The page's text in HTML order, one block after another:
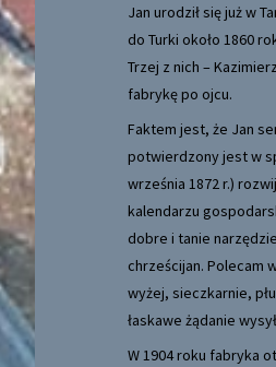
Jan urodził się już w
do Turki około 1860
Trzej z nich –
fabrykę po ojcu.
Faktem jest, że Jan
potwierdzony jest w
września 1872 r.)
kalendarzu
dobre i tanie
chrześcijan. Polecam
wyżej, sieczkarnie,
łaskawe żądanie
W 1904 roku fabryka